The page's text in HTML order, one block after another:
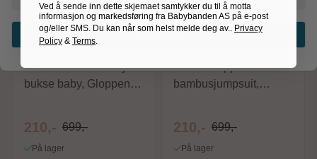
Karakter:
Bruse Bambus Body &
bukse baby, Gloppen,
210,- 699,-
På lager
Bruse Gloppen
bambusjumpsuit,
210,- 699,-
På lager
Bekreft valg
Ved å sende inn dette skjemaet samtykker du til å motta
informasjon og markedsføring fra Babybanden AS på e-post
og/eller SMS. Du kan når som helst melde deg av.. Privacy
Policy & Terms